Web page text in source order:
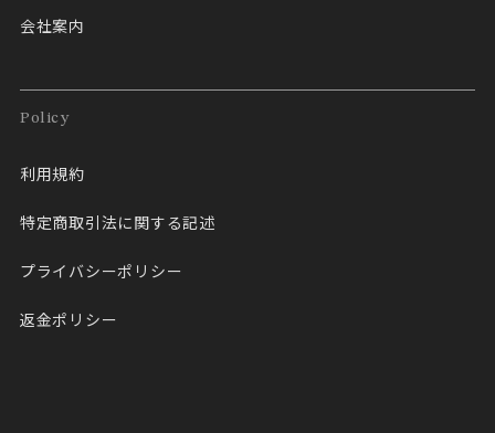
会社案内
Policy
利用規約
特定商取引法に関する記述
プライバシーポリシー
返金ポリシー